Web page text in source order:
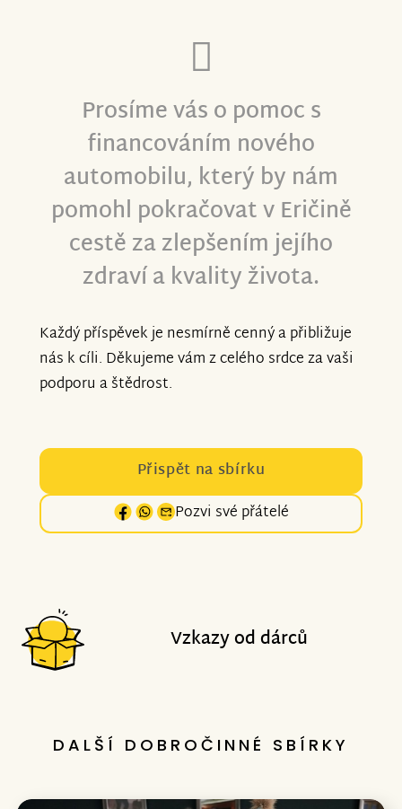
Prosíme vás o pomoc s
financováním nového
automobilu, který by nám
pomohl pokračovat v Eričině
cestě za zlepšením jejího
zdraví a kvality života.
Každý příspěvek je nesmírně cenný a přibližuje
nás k cíli. Děkujeme vám z celého srdce za vaši
podporu a štědrost.
Přispět na sbírku
Pozvi své přátelé
Vzkazy od dárců
DALŠÍ DOBROČINNÉ SBÍRKY